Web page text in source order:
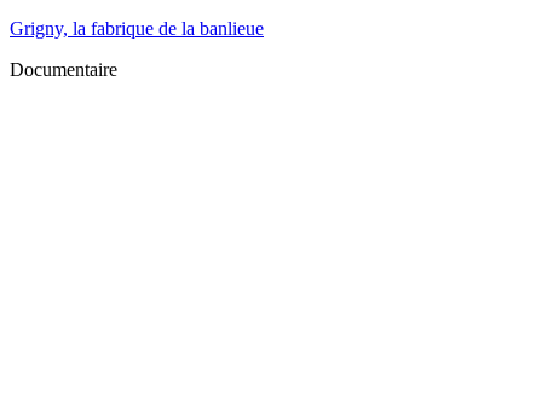
Grigny, la fabrique de la banlieue
Documentaire